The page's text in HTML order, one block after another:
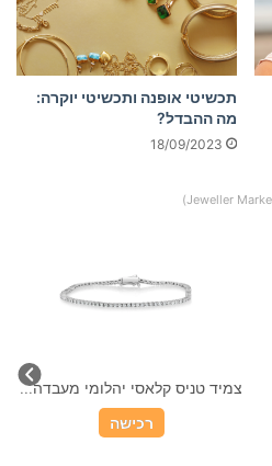
תכשיטי אופנה ותכשיטי יוקרה:
מה ההבדל?
18/09/2023
צמיד טניס קלאסי יהלומי מעבדה...
רכישה